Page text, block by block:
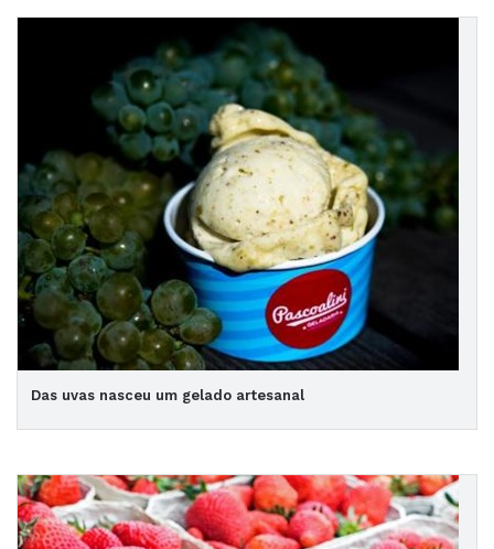
Das uvas nasceu um gelado artesanal